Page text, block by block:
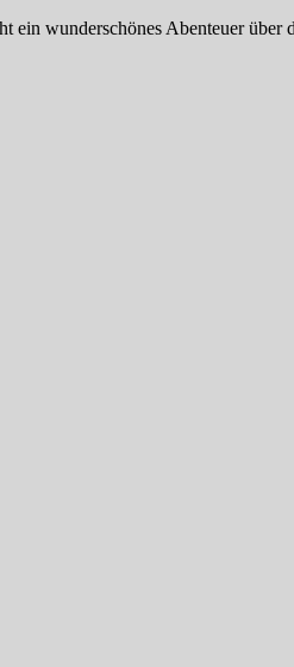
wunderschönes Abenteuer über